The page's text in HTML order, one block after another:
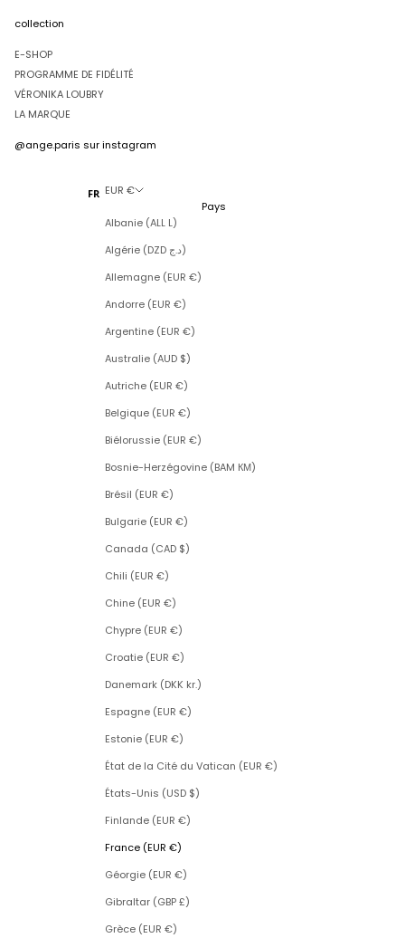
collection
E-SHOP
PROGRAMME DE FIDÉLITÉ
VÉRONIKA LOUBRY
LA MARQUE
@ange.paris sur instagram
FR EUR €
Pays
Albanie (ALL L)
Algérie (DZD د.ج)
Allemagne (EUR €)
Andorre (EUR €)
Argentine (EUR €)
Australie (AUD $)
Autriche (EUR €)
Belgique (EUR €)
Biélorussie (EUR €)
Bosnie-Herzégovine (BAM КМ)
Brésil (EUR €)
Bulgarie (EUR €)
Canada (CAD $)
Chili (EUR €)
Chine (EUR €)
Chypre (EUR €)
Croatie (EUR €)
Danemark (DKK kr.)
Espagne (EUR €)
Estonie (EUR €)
État de la Cité du Vatican (EUR €)
États-Unis (USD $)
Finlande (EUR €)
France (EUR €)
Géorgie (EUR €)
Gibraltar (GBP £)
Grèce (EUR €)